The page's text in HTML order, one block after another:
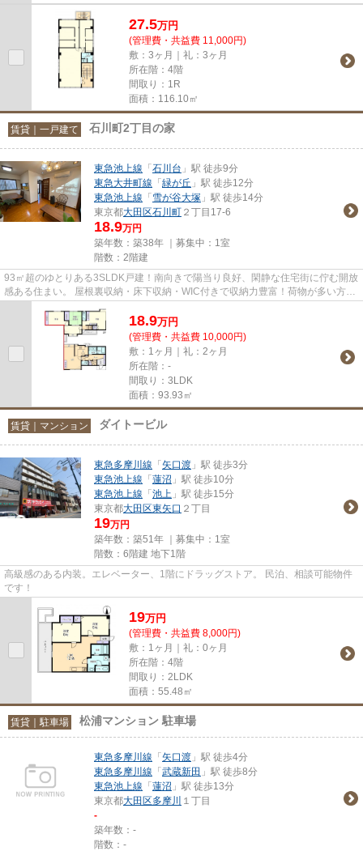
27.5万円
(管理費・共益費 11,000円)
敷：3ヶ月｜礼：3ヶ月
所在階：4階
間取り：1R
面積：116.10㎡
賃貸｜一戸建て 石川町2丁目の家
東急池上線 「 石川台 」駅 徒歩9分
東急大井町線 「 緑が丘 」駅 徒歩12分
東急池上線 「 雪が谷大塚 」駅 徒歩14分
東京都大田区石川町 ２丁目17-6
18.9万円
築年数：築38年 ｜募集中： 1室
階数：2階建
93㎡超のゆとりある3SLDK戸建！南向きで陽当り良好、閑静な住宅街に佇む開放
感ある住まい。 屋根裏収納・床下収納・WIC付きで収納力豊富！荷物が多い方に
18.9万円
(管理費・共益費 10,000円)
敷：1ヶ月｜礼：2ヶ月
所在階：-
間取り：3LDK
面積：93.93㎡
賃貸｜マンション ダイトービル
東急多摩川線 「 矢口渡 」駅 徒歩3分
東急池上線 「 蓮沼 」駅 徒歩10分
東急池上線 「 池上 」駅 徒歩15分
東京都大田区東矢口 ２丁目
19万円
築年数：築51年 ｜募集中： 1室
階数：6階建 地下1階
高級感のある内装。エレベーター、1階にドラッグストア。 民泊、相談可能物件
です！
19万円
(管理費・共益費 8,000円)
敷：1ヶ月｜礼：0ヶ月
所在階：4階
間取り：2LDK
面積：55.48㎡
賃貸｜駐車場 松浦マンション 駐車場
東急多摩川線 「 矢口渡 」駅 徒歩4分
東急多摩川線 「 武蔵新田 」駅 徒歩8分
東急池上線 「 蓮沼 」駅 徒歩13分
東京都大田区多摩川 １丁目
-
築年数：-
階数：-